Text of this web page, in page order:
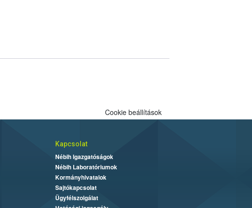
Cookie beállítások
Kapcsolat
Nébih Igazgatóságok
Nébih Laboratóriumok
Kormányhivatalok
Sajtókapcsolat
Ügyfélszolgálat